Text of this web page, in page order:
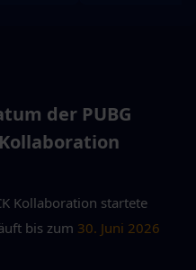
der PUBG
Kollaboration
Kollaboration startete
bis zum 30. Juni 2026